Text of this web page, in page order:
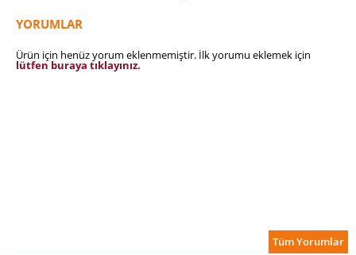
kitapları Totem ve Tabu ve Bir Yanılsamanın Geleceği’nde dile
Tektanrıcılık’ta bu düşüncelerini “daha adil bir formül ile”
geliştiriyor. Bulgusu ise şöyle: “Dinin gücü gerçekliğine
YORUMLAR
Ürün için henüz yorum eklenmemiştir. İlk yorumu eklemek için
lütfen buraya tıklayınız.
Tüm Yorumlar